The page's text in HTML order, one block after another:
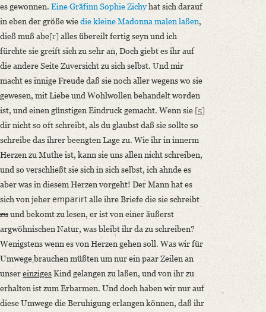
es gewonnen. Eine Gräfinn Sophie Zichyhat sich darauf
in eben der größe wiedie kleine Madonna malen laßen,
dieß muß abe[r] alles übereilt fertig seyn und ich
fürchte sie greift sich zu sehr an, Doch giebt es ihr auf
die andere Seite Zuversicht zu sich selbst. Und mir
macht es innige Freude daß sie noch aller wegens wo sie
gewesen, mit Liebe und Wohlwollen behandelt worden
ist, und einen günstigen Eindruck gemacht. Wenn sie [5]
dir nicht so oft schreibt, als du glaubst daß sie sollte so
schreibe das ihrer beengten Lage zu. Wie ihr in innerm
Herzen zu Muthe ist, kann sie uns allen nicht schreiben,
und so verschließt sie sich in sich selbst, ich ahnde es
aber was in diesem Herzen vorgeht! Der Mann hat es
sich von jeheremparirtalle ihre Briefe die sie schreibt
zuund bekomt zu lesen, er ist von einer äußerst
argwöhnischen Natur, was bleibt ihr da zu schreiben?
Wenigstens wenn es von Herzen gehen soll. Was wir für
Umwege brauchen müßten um nur ein paar Zeilen an
unsereinzigesKind gelangen zu laßen, und von ihr zu
erhalten ist zum Erbarmen. Und doch haben wir nur auf
diese Umwege die Beruhigung erlangen können, daß ihr